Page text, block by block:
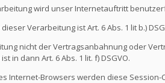
wird unser Internetauftritt
Verarbeitung ist Art. 6 Abs. 1 lit b.)
nicht der Vertragsanbahnung oder
in dann Art. 6 Abs. 1 lit. f) DSGVO.
Internet-Browsers werden diese Session-